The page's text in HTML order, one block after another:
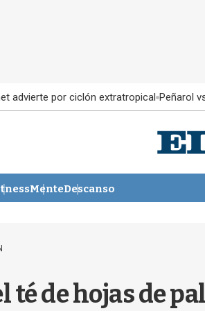
advierte por ciclón extratropical Peñarol
MenteDescanso
té de hojas de